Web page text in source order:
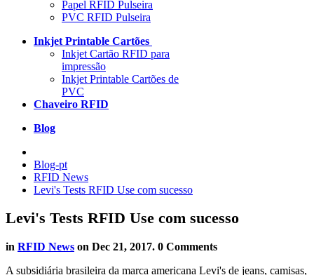
Papel RFID Pulseira
PVC RFID Pulseira
Inkjet Printable Cartões
Inkjet Cartão RFID para
impressão
Inkjet Printable Cartões de
PVC
Chaveiro RFID
Blog
Blog-pt
RFID News
Levi's Tests RFID Use com sucesso
Levi's Tests RFID Use com sucesso
in RFID News on Dec 21, 2017. 0 Comments
A subsidiária brasileira da marca americana Levi's de jeans, camisas,